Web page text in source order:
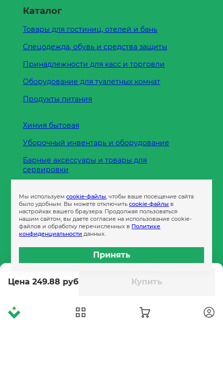
Цена 249.88 руб Купить
Каталог
Товары для гостиниц, отелей и бань
Спецодежда, обувь и средства защиты
Принадлежности для касс и торговли
Оборудование для туалетных комнат
Продукты питания
Химия бытовая
Уборочный инвентарь и оборудование
Барные аксессуары и товары для
сервировки
Пленка
Пакеты и сумки
Контейнеры
Бумага офисная
Гигиеническая продукция
Мы используемcookie-файлы, чтобы ваше посещение сайта
было удобным. Вы можете отключитьcookie-файлы в
настройках вашего браузера. Продолжая пользоваться
нашим сайтом, вы даете согласие на использование cookie-
файлов и обработку перечисленных в Политике
конфиденциальности данных.
Принять